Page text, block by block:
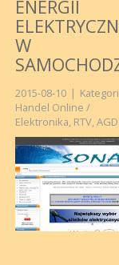
ENERGII
W
2015-08-10 |
Handel Online /
Elektronika, RTV, AGD